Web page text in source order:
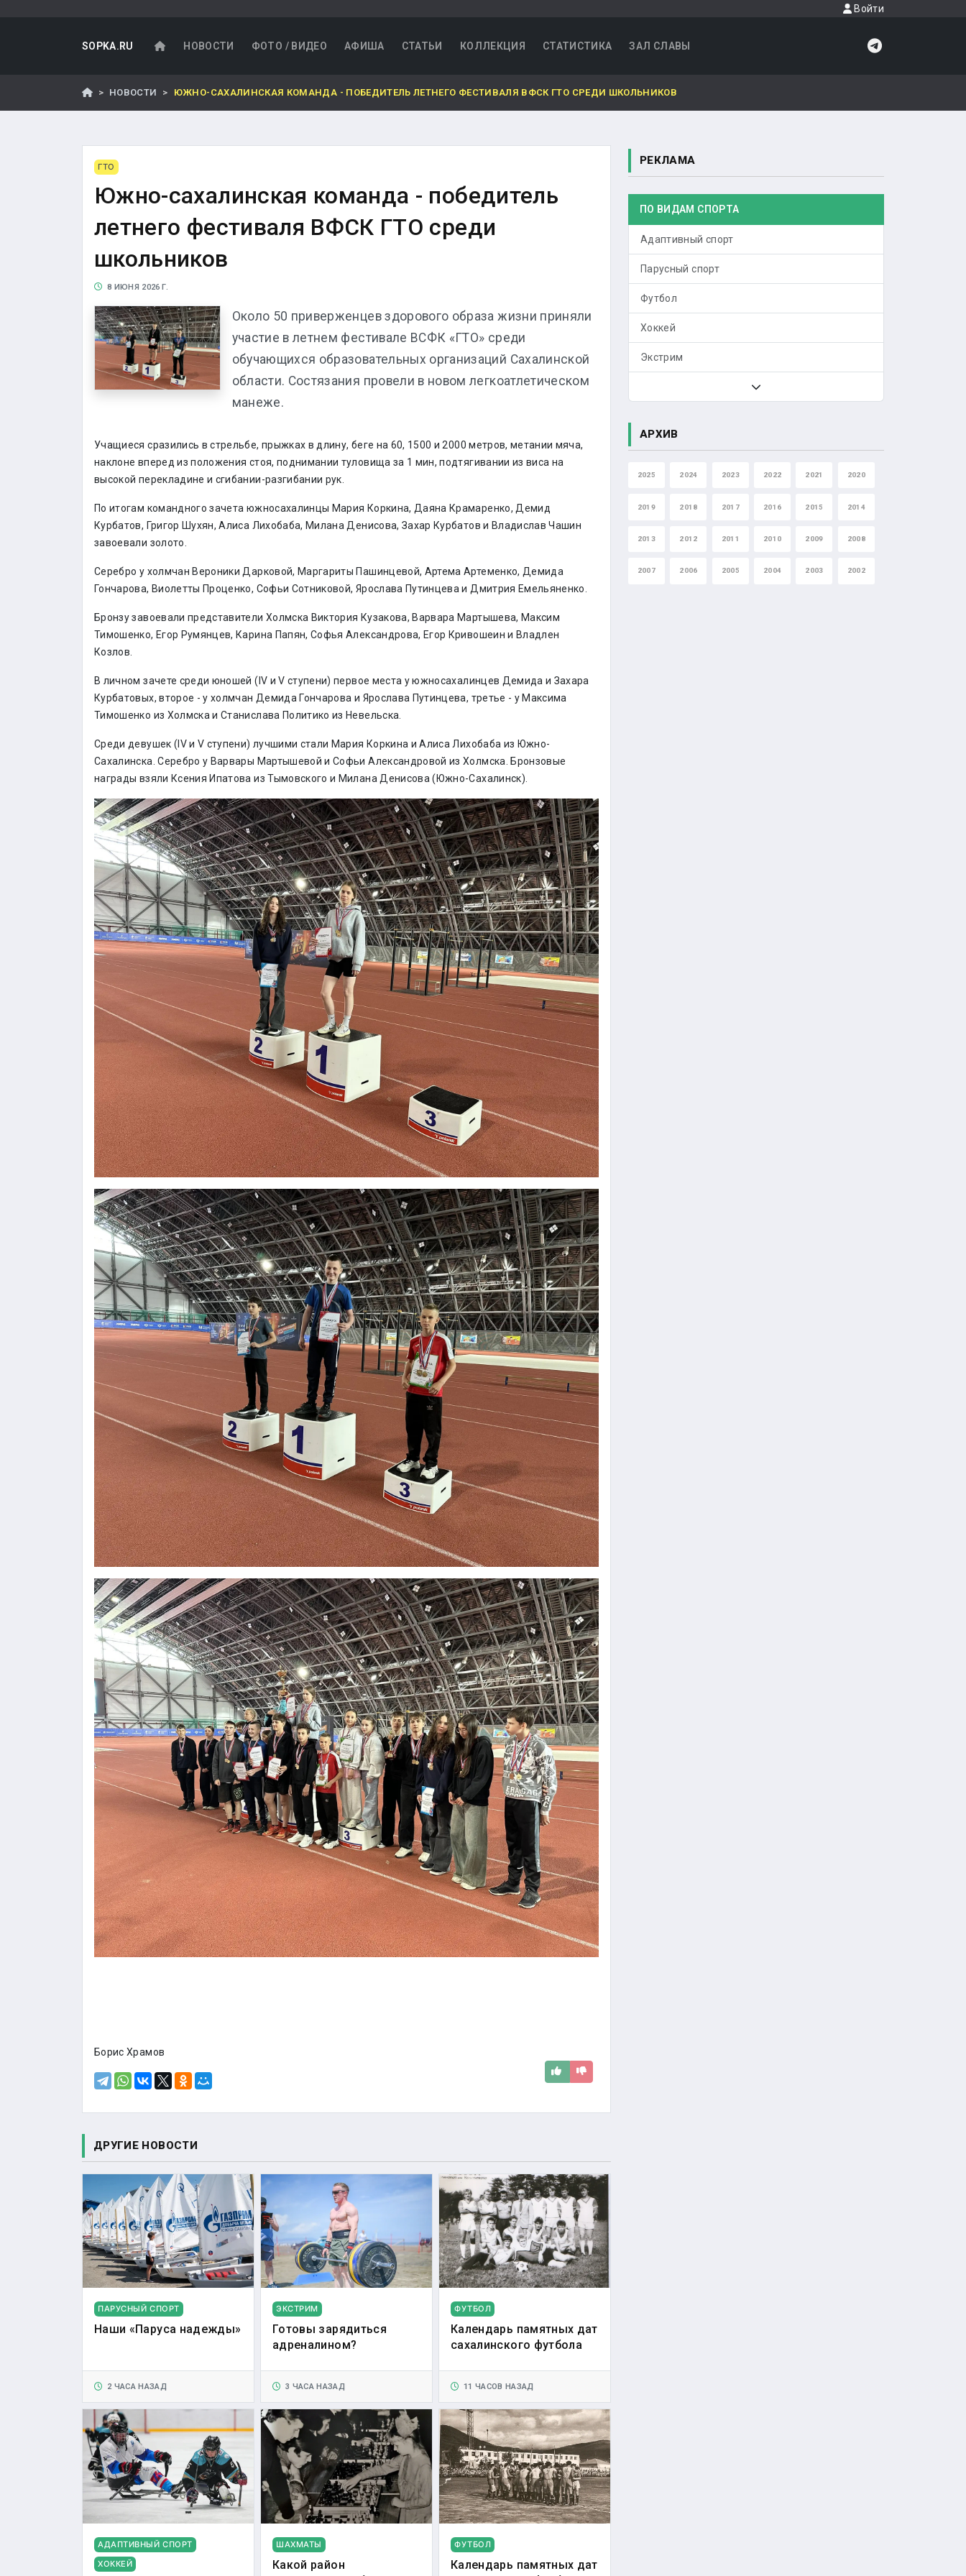
Войти
SOPKA.RU НОВОСТИ ФОТО / ВИДЕО АФИША СТАТЬИ КОЛЛЕКЦИЯ СТАТИСТИКА ЗАЛ СЛАВЫ
НОВОСТИ ЮЖНО-САХАЛИНСКАЯ КОМАНДА - ПОБЕДИТЕЛЬ ЛЕТНЕГО ФЕСТИВАЛЯ ВФСК ГТО СРЕДИ ШКОЛЬНИКОВ
ГТО
Южно-сахалинская команда - победитель
летнего фестиваля ВФСК ГТО среди
школьников
8 ИЮНЯ 2026 Г.
Около 50 приверженцев здорового образа жизни приняли
участие в летнем фестивале ВСФК «ГТО» среди
обучающихся образовательных организаций Сахалинской
области. Состязания провели в новом легкоатлетическом
манеже.
Учащиеся сразились в стрельбе, прыжках в длину, беге на 60, 1500 и 2000 метров, метании мяча,
наклоне вперед из положения стоя, поднимании туловища за 1 мин, подтягивании из виса на
высокой перекладине и сгибании-разгибании рук.
По итогам командного зачета южносахалинцы Мария Коркина, Даяна Крамаренко, Демид
Курбатов, Григор Шухян, Алиса Лихобаба, Милана Денисова, Захар Курбатов и Владислав Чашин
завоевали золото.
Серебро у холмчан Вероники Дарковой, Маргариты Пашинцевой, Артема Артеменко, Демида
Гончарова, Виолетты Проценко, Софьи Сотниковой, Ярослава Путинцева и Дмитрия Емельяненко.
Бронзу завоевали представители Холмска Виктория Кузакова, Варвара Мартышева, Максим
Тимошенко, Егор Румянцев, Карина Папян, Софья Александрова, Егор Кривошеин и Владлен
Козлов.
В личном зачете среди юношей (IV и V ступени) первое места у южносахалинцев Демида и Захара
Курбатовых, второе - у холмчан Демида Гончарова и Ярослава Путинцева, третье - у Максима
Тимошенко из Холмска и Станислава Политико из Невельска.
Среди девушек (IV и V ступени) лучшими стали Мария Коркина и Алиса Лихобаба из Южно-
Сахалинска. Серебро у Варвары Мартышевой и Софьи Александровой из Холмска. Бронзовые
награды взяли Ксения Ипатова из Тымовского и Милана Денисова (Южно-Сахалинск).
Борис Храмов
ДРУГИЕ НОВОСТИ
ПАРУСНЫЙ СПОРТ
Наши «Паруса надежды»
2 ЧАСА НАЗАД
ЭКСТРИМ
Готовы зарядиться
адреналином?
3 ЧАСА НАЗАД
ФУТБОЛ
Календарь памятных дат
сахалинского футбола
11 ЧАСОВ НАЗАД
АДАПТИВНЫЙ СПОРТ
ХОККЕЙ
ШАХМАТЫ
Какой район
ФУТБОЛ
Календарь памятных дат
РЕКЛАМА
ПО ВИДАМ СПОРТА
Адаптивный спорт
Парусный спорт
Футбол
Хоккей
Экстрим
АРХИВ
2025 2024 2023 2022 2021 2020
2019 2018 2017 2016 2015 2014
2013 2012 2011 2010 2009 2008
2007 2006 2005 2004 2003 2002